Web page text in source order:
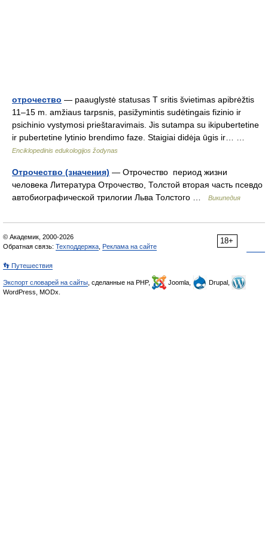
отрочество — paauglystė statusas T sritis švietimas apibrėžtis
11–15 m. amžiaus tarpsnis, pasižymintis sudėtingais fizinio ir
psichinio vystymosi prieštaravimais. Jis sutampa su ikipubertetine
ir pubertetine lytinio brendimo faze. Staigiai didėja ūgis ir… …
Enciklopedinis edukologijos žodynas
Отрочество (значения) — Отрочество период жизни
человека Литература Отрочество, Толстой вторая часть псевдо
автобиографической трилогии Льва Толстого …
Википедия
18+
© Академик, 2000-2026
Обратная связь: Техподдержка Реклама на сайте
👣 Путешествия
Экспорт словарей на сайты , сделанные на PHP, Joomla,
Drupal,
WordPress, MODx.